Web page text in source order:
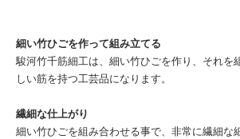
細い竹ひごを作って組み立てる
駿河竹千筋細工は、細い竹ひごを作り、それを
しい筋を持つ工芸品になります。
繊細な仕上がり
細い竹ひごを組み合わせる事で、非常に繊細な